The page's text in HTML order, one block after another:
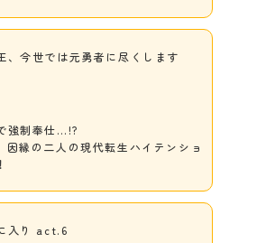
今世では元勇者に尽くします
強制奉仕…!?
縁の二人の現代転生ハイテンショ
入り act.6